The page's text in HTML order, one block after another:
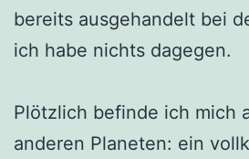
bereits ausgehandelt bei
ich habe nichts dagegen.
Plötzlich befinde ich mich
anderen Planeten: ein